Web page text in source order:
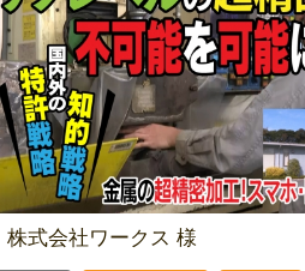
株式会社ワークス 様